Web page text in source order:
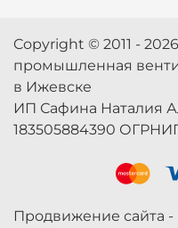
Copyright © 2011 -
промышленная
в Ижевске
ИП Сафина Наталия
183505884390
Продвижение сайта -